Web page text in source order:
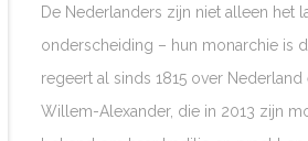
De Nederlanders zijn niet alleen het
onderscheiding – hun monarchie is
regeert al sinds 1815 over
Willem-Alexander, die in 2013 zijn